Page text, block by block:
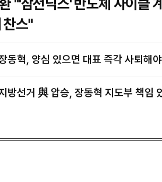
찬스"
호 "장동혁, 양심 있으면 대표 즉각 사퇴해
방선거 與 압승, 장동혁 지도부 책임